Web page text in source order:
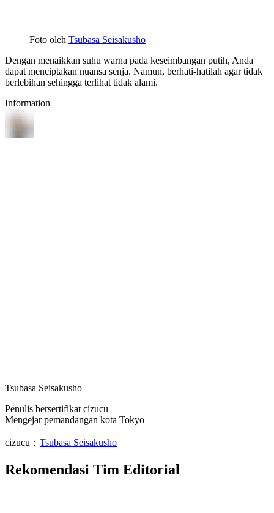
Foto oleh Tsubasa Seisakusho
Dengan menaikkan suhu warna pada keseimbangan putih, Anda
dapat menciptakan nuansa senja. Namun, berhati-hatilah agar tidak
berlebihan sehingga terlihat tidak alami.
Information
Tsubasa Seisakusho
Penulis bersertifikat cizucu
Mengejar pemandangan kota Tokyo
cizucu： Tsubasa Seisakusho
Rekomendasi Tim Editorial